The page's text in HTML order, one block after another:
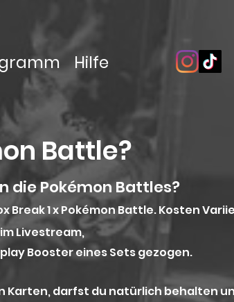
Hilfe
Battle?
die Pokémon Battles?
Break 1 x PokémonBattle.Kosten
Livestream,
Booster eines Sets gezogen.
Karten, darfst du natürlich behalten